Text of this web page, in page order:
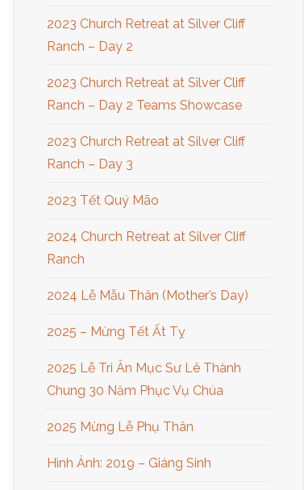
2023 Church Retreat at Silver Cliff
Ranch – Day 2
2023 Church Retreat at Silver Cliff
Ranch – Day 2 Teams Showcase
2023 Church Retreat at Silver Cliff
Ranch – Day 3
2023 Tết Quý Mão
2024 Church Retreat at Silver Cliff
Ranch
2024 Lễ Mẫu Thân (Mother’s Day)
2025 – Mừng Tết Ất Tỵ
2025 Lễ Tri Ân Mục Sư Lê Thành
Chung 30 Năm Phục Vụ Chúa
2025 Mừng Lễ Phụ Thân
Hình Ảnh: 2019 – Giáng Sinh